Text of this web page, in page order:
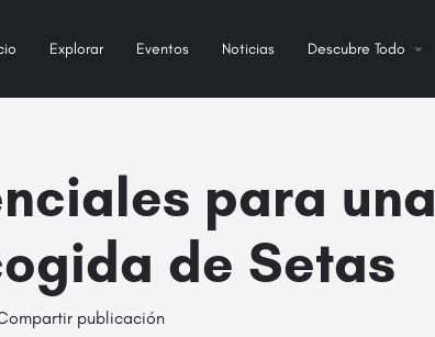
Explorar Eventos Noticias Descubre Todo
para una
de Setas
publicación